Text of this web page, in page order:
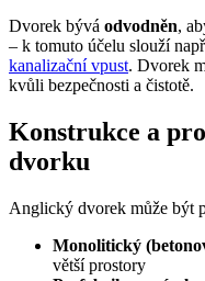
Dvorek bývá odvodněn,
– k tomuto účelu slouží
kanalizační vpust. Dvorek
kvůli bezpečnosti a čistotě.
Konstrukce a
dvorku
Anglický dvorek může být
Monolitický
větší prostory